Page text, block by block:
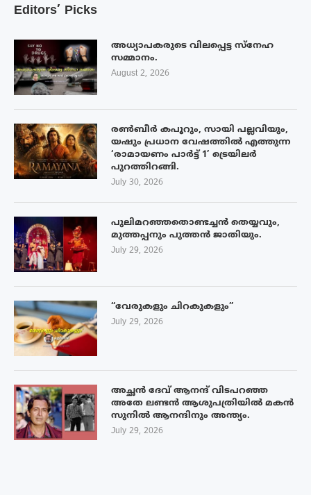
Editors’ Picks
അധ്യാപകരുടെ വിലപ്പെട്ട സ്നേഹ
സമ്മാനം.
August 2, 2026
രൺബീർ കപൂറും, സായി പല്ലവിയും,
യഷും പ്രധാന വേഷത്തിൽ എത്തുന്ന
‘രാമായണം പാർട്ട് 1’ ട്രെയിലർ
പുറത്തിറങ്ങി.
July 30, 2026
പുലിമറഞ്ഞതൊണ്ടച്ചൻ തെയ്യവും,
മുത്തപ്പനും പുത്തൻ ജാതിയും.
July 29, 2026
“വേരുകളും ചിറകുകളും”
July 29, 2026
അച്ഛൻ ദേവ് ആനന്ദ് വിടപറഞ്ഞ
അതേ ലണ്ടൻ ആശുപത്രിയിൽ മകൻ
സുനിൽ ആനന്ദിനും അന്ത്യം.
July 29, 2026